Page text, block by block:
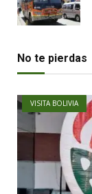
No te pierdas
VISITA BOLIVIA